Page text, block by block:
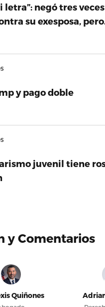
letra”: negó tres
su exesposa,
y pago doble
juvenil tiene
y Comentarios
Quiñones